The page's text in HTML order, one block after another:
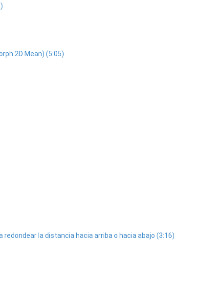
2D Mean) (5:05)
la distancia hacia arriba o hacia abajo (3:16)